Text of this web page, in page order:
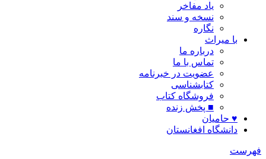
یاد مفاخر
نسخه و سند
نگاره
با میراث
درباره ما
تماس با ما
عضویت در خبرنامه
کتابشناسی
فروشگاه کتاب
■ پخش زنده
♥ حامیان
دانشگاه افغانستان
فهرست